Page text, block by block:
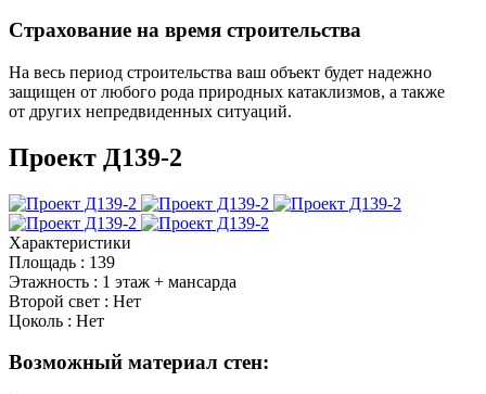
Страхование на время строительства
На весь период строительства ваш объект будет надежно
защищен от любого рода природных катаклизмов, а также
от других непредвиденных ситуаций.
Проект Д139-2
Характеристики
Площадь : 139
Этажность : 1 этаж + мансарда
Второй свет : Нет
Цоколь : Нет
Возможный материал стен: